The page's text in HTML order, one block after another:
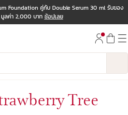
Foundation คู่กับ Double Serum 30 ml รับของ
ลค่า 2,000 บาท ช้อปเลย
Tree